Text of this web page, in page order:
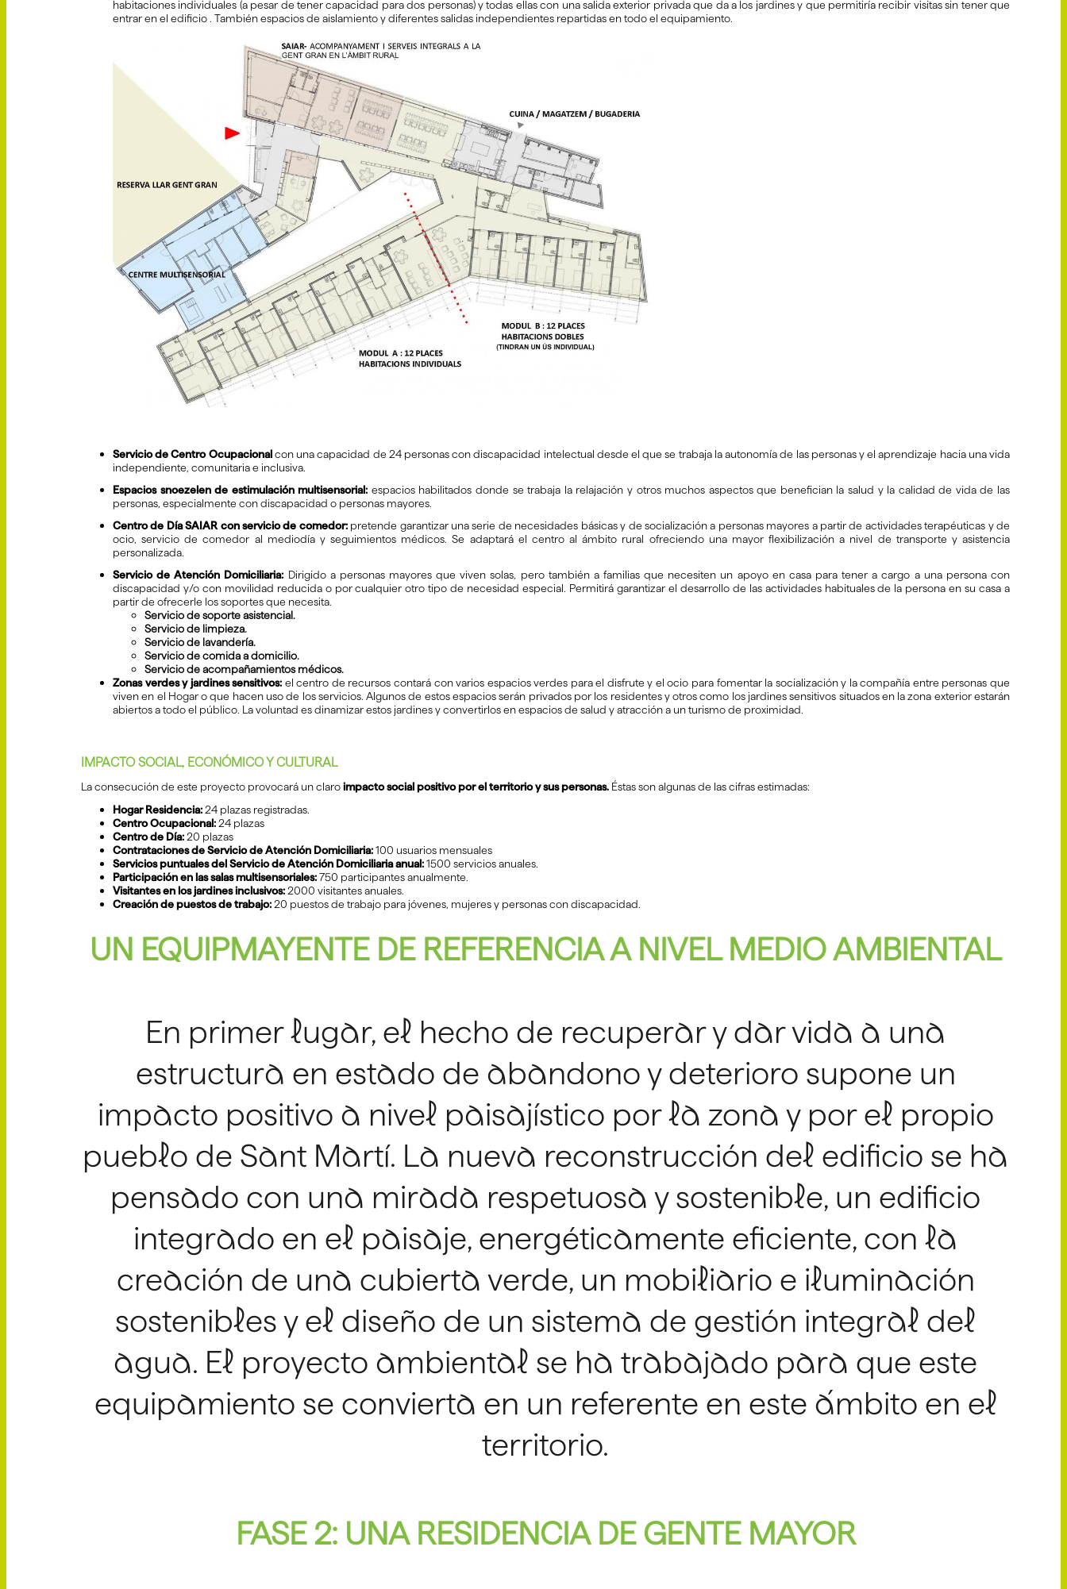
habitaciones individuales (a pesar de tener capacidad para dos personas) y todas ellas con una salida exterior privada que da a los jardines y que permitiría recibir visitas sin tener que
entrar en el edificio . También espacios de aislamiento y diferentes salidas independientes repartidas en todo el equipamiento.
Servicio de Centro Ocupacionalcon una capacidad de 24 personas con discapacidad intelectual desde el que se trabaja la autonomía de las personas y el aprendizaje hacia una vida
independiente, comunitaria e inclusiva.
Espacios snoezelen de estimulación multisensorial: espacios habilitados donde se trabaja la relajación y otros muchos aspectos que benefician la salud y la calidad de vida de las
personas, especialmente con discapacidad o personas mayores.
Centro de Día SAIAR con servicio de comedor:pretende garantizar una serie de necesidades básicas y de socialización a personas mayores a partir de actividades terapéuticas y de
ocio, servicio de comedor al mediodía y seguimientos médicos. Se adaptará el centro al ámbito rural ofreciendo una mayor flexibilización a nivel de transporte y asistencia
personalizada.
Servicio de Atención Domiciliaria: Dirigido a personas mayores que viven solas, pero también a familias que necesiten un apoyo en casa para tener a cargo a una persona con
discapacidad y/o con movilidad reducida o por cualquier otro tipo de necesidad especial. Permitirá garantizar el desarrollo de las actividades habituales de la persona en su casa a
partir de ofrecerle los soportes que necesita.
Servicio de soporte asistencial.
Servicio de limpieza.
Servicio de lavandería.
Servicio de comida a domicilio.
Servicio de acompañamientos médicos.
Zonas verdes y jardines sensitivos: el centro de recursos contará con varios espacios verdes para el disfrute y el ocio para fomentar la socialización y la compañía entre personas que
viven en el Hogar o que hacen uso de los servicios. Algunos de estos espacios serán privados por los residentes y otros como los jardines sensitivos situados en la zona exterior estarán
abiertos a todo el público. La voluntad es dinamizar estos jardines y convertirlos en espacios de salud y atracción a un turismo de proximidad.
IMPACTO SOCIAL, ECONÓMICO Y CULTURAL
La consecución de este proyecto provocará un claroimpacto social positivo por el territorio y sus personas. Éstas son algunas de las cifras estimadas:
Hogar Residencia:24 plazas registradas.
Centro Ocupacional:24 plazas
Centro de Día:20 plazas
Contrataciones de Servicio de Atención Domiciliaria:100 usuarios mensuales
Servicios puntuales del Servicio de Atención Domiciliaria anual:1500 servicios anuales.
Participación en las salas multisensoriales:750 participantes anualmente.
Visitantes en los jardines inclusivos:2000 visitantes anuales.
Creación de puestos de trabajo:20 puestos de trabajo para jóvenes, mujeres y personas con discapacidad.
UN EQUIPMAYENTE DE REFERENCIA A NIVEL MEDIO AMBIENTAL
En primer lugar, el hecho de recuperar y dar vida a una
estructura en estado de abandono y deterioro supone un
impacto positivo a nivel paisajístico por la zona y por el propio
pueblo de Sant Martí. La nueva reconstrucción del edificio se ha
pensado con una mirada respetuosa y sostenible, un edificio
integrado en el paisaje, energéticamente eficiente, con la
creación de una cubierta verde, un mobiliario e iluminación
sostenibles y el diseño de un sistema de gestión integral del
agua. El proyecto ambiental se ha trabajado para que este
equipamiento se convierta en un referente en este ámbito en el
territorio.
FASE 2: UNA RESIDENCIA DE GENTE MAYOR